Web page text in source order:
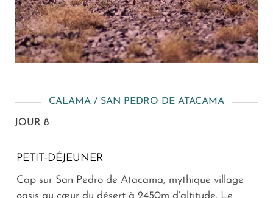
CALAMA / SAN PEDRO DE ATACAMA
JOUR 8
PETIT-DÉJEUNER
Cap sur San Pedro de Atacama, mythique village